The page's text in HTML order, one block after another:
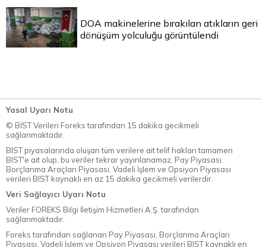
DOA makinelerine bırakılan atıkların geri
dönüşüm yolculuğu görüntülendi
Yasal Uyarı Notu
© BİST Verileri Foreks tarafından 15 dakika gecikmeli
sağlanmaktadır.
BIST piyasalarında oluşan tüm verilere ait telif hakları tamamen
BIST'e ait olup, bu veriler tekrar yayınlanamaz. Pay Piyasası,
Borçlanma Araçları Piyasası, Vadeli İşlem ve Opsiyon Piyasası
verileri BIST kaynaklı en az 15 dakika gecikmeli verilerdir.
Veri Sağlayıcı Uyarı Notu
Veriler FOREKS Bilgi İletişim Hizmetleri A.Ş. tarafından
sağlanmaktadır.
Foreks tarafından sağlanan Pay Piyasası, Borçlanma Araçları
Piyasası, Vadeli İşlem ve Opsiyon Piyasası verileri BIST kaynaklı en